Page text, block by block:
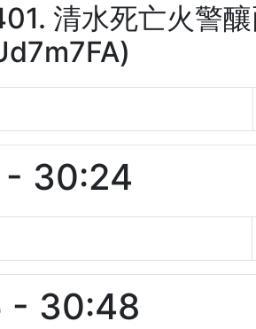
清水死亡火警
- 30:24
- 30:48